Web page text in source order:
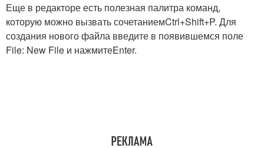
Еще в редакторе есть полезная палитра команд,
которую можно вызвать сочетаниемCtrl+Shift+P. Для
создания нового файла введите в появившемся поле
File: New File и нажмитеEnter.